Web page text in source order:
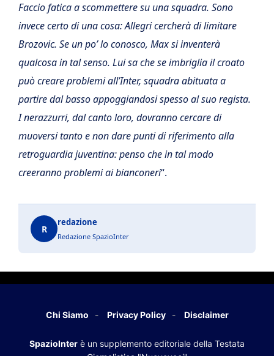
Faccio fatica a scommettere su una squadra. Sono
invece certo di una cosa: Allegri cercherà di limitare
Brozovic. Se un po’ lo conosco, Max si inventerà
qualcosa in tal senso. Lui sa che se imbriglia il croato
può creare problemi all’Inter, squadra abituata a
partire dal basso appoggiandosi spesso al suo regista.
I nerazzurri, dal canto loro, dovranno cercare di
muoversi tanto e non dare punti di riferimento alla
retroguardia juventina: penso che in tal modo
creeranno problemi ai bianconeri“.
R
redazione
Redazione SpazioInter
Chi Siamo Privacy Policy Disclaimer
SpazioInter è un supplemento editoriale della Testata